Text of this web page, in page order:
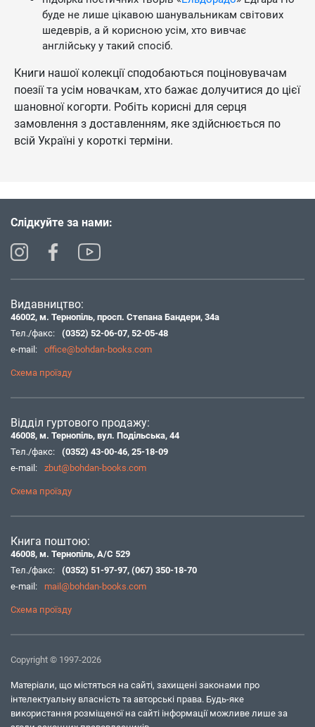
буде не лише цікавою шанувальникам світових
шедеврів, а й корисною усім, хто вивчає
англійську у такий спосіб.
Книги нашої колекції сподобаються поціновувачам
поезії та усім новачкам, хто бажає долучитися до цієї
шановної когорти. Робіть корисні для серця
замовлення з доставленням, яке здійснюється по
всій Україні у короткі терміни.
Слідкуйте за нами:
Видавництво:
46002, м. Тернопіль, просп. Степана Бандери, 34а
Тел./факс:
(0352) 52-06-07, 52-05-48
e-mail:
office@bohdan-books.com
Схема проїзду
Відділ гуртового продажу:
46008, м. Тернопіль, вул. Подільська, 44
Тел./факс:
(0352) 43-00-46, 25-18-09
e-mail:
zbut@bohdan-books.com
Схема проїзду
Книга поштою:
46008, м. Тернопіль, А/С 529
Тел./факс:
(0352) 51-97-97, (067) 350-18-70
e-mail:
mail@bohdan-books.com
Схема проїзду
Copyright © 1997-2026
Матеріали, що містяться на сайті, захищені законами про
інтелектуальну власність та авторські права. Будь-яке
використання розміщеної на сайті інформації можливе лише за